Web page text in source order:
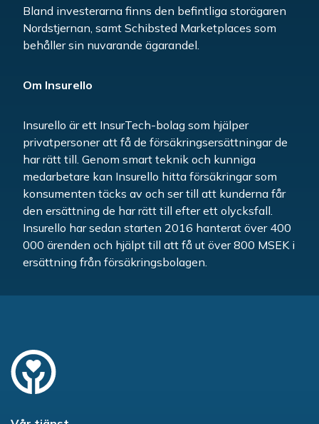
Bland investerarna finns den befintliga storägaren
Nordstjernan, samt Schibsted Marketplaces som
behåller sin nuvarande ägarandel.
Om Insurello
Insurello är ett InsurTech-bolag som hjälper
privatpersoner att få de försäkringsersättningar de
har rätt till. Genom smart teknik och kunniga
medarbetare kan Insurello hitta försäkringar som
konsumenten täcks av och ser till att kunderna får
den ersättning de har rätt till efter ett olycksfall.
Insurello har sedan starten 2016 hanterat över 400
000 ärenden och hjälpt till att få ut över 800 MSEK i
ersättning från försäkringsbolagen.